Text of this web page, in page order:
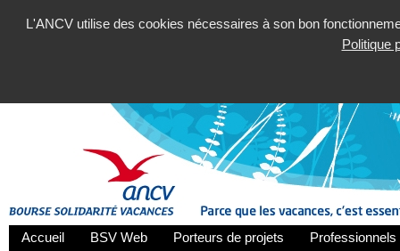
L'ANCV utilise des cookies nécessaires à son bon
Politique
Accueil BSV Web Porteurs de projets